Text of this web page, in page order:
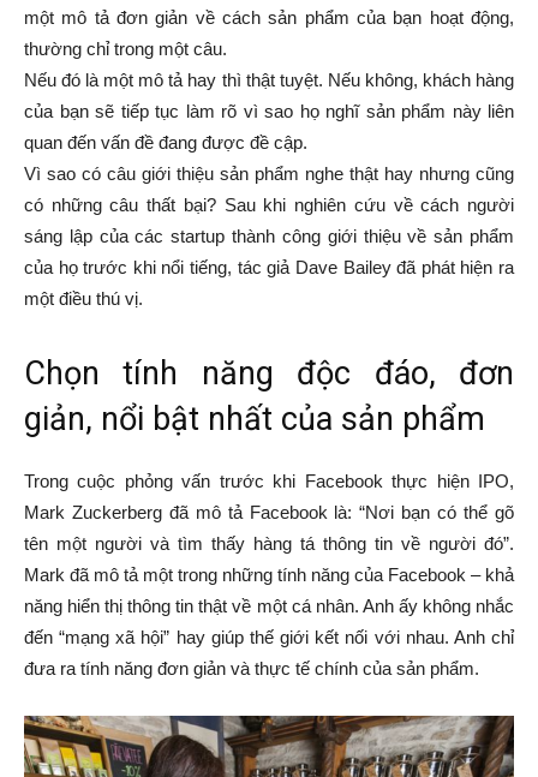
một mô tả đơn giản về cách sản phẩm của bạn hoạt động,
thường chỉ trong một câu.
Nếu đó là một mô tả hay thì thật tuyệt. Nếu không, khách hàng
của bạn sẽ tiếp tục làm rõ vì sao họ nghĩ sản phẩm này liên
quan đến vấn đề đang được đề cập.
Vì sao có câu giới thiệu sản phẩm nghe thật hay nhưng cũng
có những câu thất bại? Sau khi nghiên cứu về cách người
sáng lập của các startup thành công giới thiệu về sản phẩm
của họ trước khi nổi tiếng, tác giả Dave Bailey đã phát hiện ra
một điều thú vị.
Chọn tính năng độc đáo, đơn
giản, nổi bật nhất của sản phẩm
Trong cuộc phỏng vấn trước khi Facebook thực hiện IPO,
Mark Zuckerberg đã mô tả Facebook là: “Nơi bạn có thể gõ
tên một người và tìm thấy hàng tá thông tin về người đó”.
Mark đã mô tả một trong những tính năng của Facebook – khả
năng hiển thị thông tin thật về một cá nhân. Anh ấy không nhắc
đến “mạng xã hội” hay giúp thế giới kết nối với nhau. Anh chỉ
đưa ra tính năng đơn giản và thực tế chính của sản phẩm.